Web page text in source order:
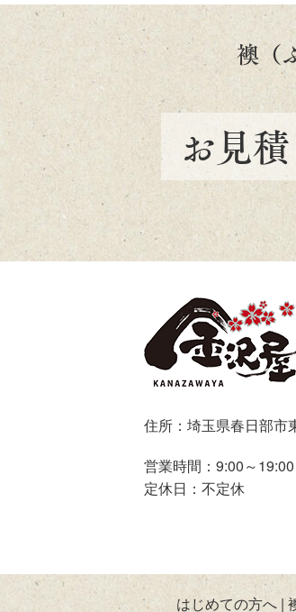
襖（
お見
住所：埼玉県春日部市
営業時間：9:00～19:00
定休日：不定休
はじめての方へ